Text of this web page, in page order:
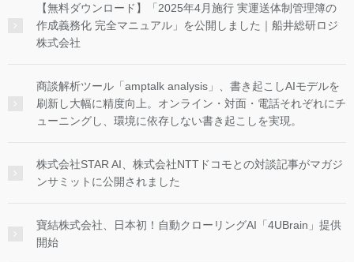
【無料ダウンロード】「2025年4月施行 実運送体制管理簿の
作成義務化 完全マニュアル」を公開しました｜船井総研ロジ
株式会社
商談解析ツール「amptalk analysis」、書き起こしAIモデルを
刷新し大幅に精度向上。オンライン・対面・電話それぞれにチ
ューニングし、環境に依存しない書き起こしを実現。
株式会社STAR AI、株式会社NTTドコモとの対談記事がマガジ
ンサミットに公開されました
寶結株式会社、日本初！自動クローリングAI「4UBrain」提供
開始